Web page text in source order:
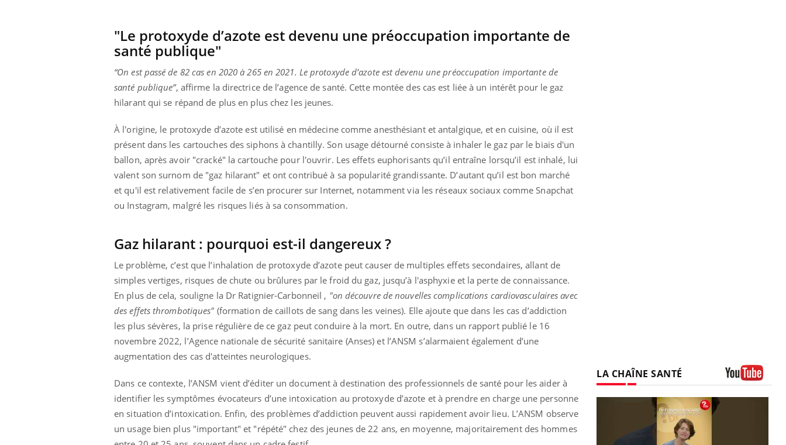
"Le protoxyde d’azote est devenu une préoccupation importante de
santé publique"
“On est passé de 82 cas en 2020 à 265 en 2021. Le protoxyde d’azote est devenu une préoccupation importante de
santé publique”, affirme la directrice de l’agence de santé. Cette montée des cas est liée à un intérêt pour le gaz
hilarant qui se répand de plus en plus chez les jeunes.
À l'origine, le protoxyde d’azote est utilisé en médecine comme anesthésiant et antalgique, et en cuisine, où il est
présent dans les cartouches des siphons à chantilly. Son usage détourné consiste à inhaler le gaz par le biais d'un
ballon, après avoir "cracké" la cartouche pour l'ouvrir. Les effets euphorisants qu’il entraîne lorsqu’il est inhalé, lui
valent son surnom de "gaz hilarant" et ont contribué à sa popularité grandissante. D’autant qu’il est bon marché
et qu'il est relativement facile de s’en procurer sur Internet, notamment via les réseaux sociaux comme Snapchat
ou Instagram, malgré les risques liés à sa consommation.
Gaz hilarant : pourquoi est-il dangereux ?
Le problème, c’est que l’inhalation de protoxyde d’azote peut causer de multiples effets secondaires, allant de
simples vertiges, risques de chute ou brûlures par le froid du gaz, jusqu’à l'asphyxie et la perte de connaissance.
En plus de cela, souligne la Dr Ratignier-Carbonneil , "on découvre de nouvelles complications cardiovasculaires avec
des effets thrombotiques" (formation de caillots de sang dans les veines). Elle ajoute que dans les cas d’addiction
les plus sévères, la prise régulière de ce gaz peut conduire à la mort. En outre, dans un rapport publié le 16
novembre 2022, l’Agence nationale de sécurité sanitaire (Anses) et l’ANSM s’alarmaient également d’une
augmentation des cas d'atteintes neurologiques.
Dans ce contexte, l’ANSM vient d’éditer un document à destination des professionnels de santé pour les aider à
identifier les symptômes évocateurs d’une intoxication au protoxyde d’azote et à prendre en charge une personne
en situation d’intoxication. Enfin, des problèmes d’addiction peuvent aussi rapidement avoir lieu. L’ANSM observe
un usage bien plus "important" et "répété" chez des jeunes de 22 ans, en moyenne, majoritairement des hommes
LA CHAÎNE SANTÉ